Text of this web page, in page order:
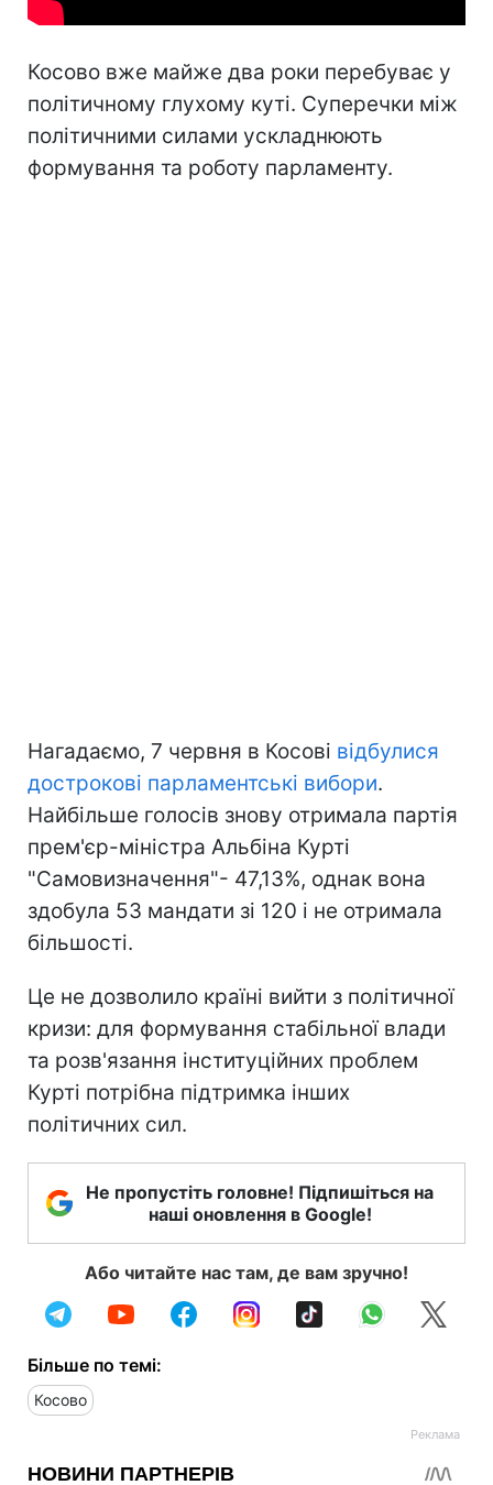
Косово вже майже два роки перебуває у
політичному глухому куті. Суперечки між
політичними силами ускладнюють
формування та роботу парламенту.
Нагадаємо, 7 червня в Косові відбулися
дострокові парламентські вибори.
Найбільше голосів знову отримала партія
прем'єр-міністра Альбіна Курті
"Самовизначення"- 47,13%, однак вона
здобула 53 мандати зі 120 і не отримала
більшості.
Це не дозволило країні вийти з політичної
кризи: для формування стабільної влади
та розв'язання інституційних проблем
Курті потрібна підтримка інших
політичних сил.
Не пропустіть головне! Підпишіться на
наші оновлення в Google!
Або читайте нас там, де вам зручно!
Більше по темі:
Косово